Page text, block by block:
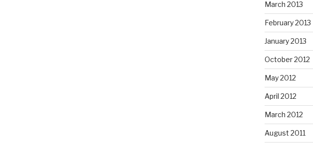
March 2013
February 2013
January 2013
October 2012
May 2012
April 2012
March 2012
August 2011